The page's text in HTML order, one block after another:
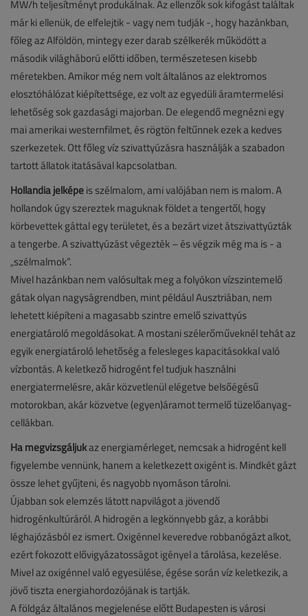
MW/h teljesítményt produkálnak. Az ellenzők sok kifogást találtak
már ki ellenük, de elfelejtik - vagy nem tudják -, hogy hazánkban,
főleg az Alföldön, mintegy ezer darab szélkerék működött a
második világháború előtti időben, természetesen kisebb
méretekben. Amikor még nem volt általános az elektromos
elosztóhálózat kiépítettsége, ez volt az egyedüli áramtermelési
lehetőség sok gazdasági majorban. De elegendő megnézni egy
mai amerikai westernfilmet, és rögtön feltűnnek ezek a kedves
szerkezetek. Ott főleg víz szivattyúzásra használják a szabadon
tartott állatok itatásával kapcsolatban.
Hollandia jelképeis szélmalom, ami valójában nem is malom. A
hollandok úgy szereztek maguknak földet a tengertől, hogy
körbevettek gáttal egy területet, és a bezárt vizet átszivattyúzták
a tengerbe. A szivattyúzást végezték – és végzik még ma is - a
„szélmalmok”.
Mivel hazánkban nem valósultak meg a folyókon vízszintemelő
gátak olyan nagyságrendben, mint például Ausztriában, nem
lehetett kiépíteni a magasabb szintre emelő szivattyús
energiatároló megoldásokat. A mostani szélerőműveknél tehát az
egyik energiatároló lehetőség a felesleges kapacitásokkal való
vízbontás. A keletkező hidrogént fel tudjuk használni
energiatermelésre, akár közvetlenül elégetve belsőégésű
motorokban, akár közvetve (egyen)áramot termelő tüzelőanyag-
cellákban.
Ha megvizsgáljukaz energiamérleget, nemcsak a hidrogént kell
figyelembe vennünk, hanem a keletkezett oxigént is. Mindkét gázt
össze lehet gyűjteni, és nagyobb nyomáson tárolni.
Újabban sok elemzés látott napvilágot a jövendő
hidrogénkultúráról. A hidrogén a legkönnyebb gáz, a korábbi
léghajózásból ez ismert. Oxigénnel keveredve robbanógázt alkot,
ezért fokozott elővigyázatosságot igényel a tárolása, kezelése.
Mivel az oxigénnel való egyesülése, égése során víz keletkezik, a
jövő tiszta energiahordozójának is tartják.
A földgáz általános megjelenése előtt Budapesten is városi